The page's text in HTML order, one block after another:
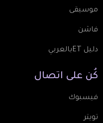
موسيقى
فاشن
دليل ETبالعربي
كُن على اتصال
فيسبوك
تويتر